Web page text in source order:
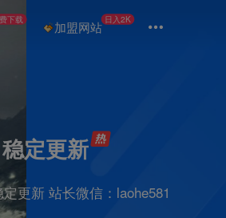
下载 加盟网站 日入2K
定更新
更新 站长微信：laohe581